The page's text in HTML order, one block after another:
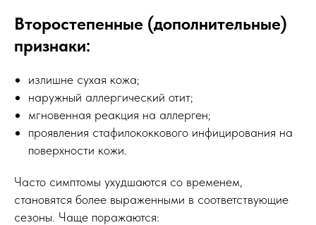
Второстепенные (дополнительные)
признаки:
излишне сухая кожа;
наружный аллергический отит;
мгновенная реакция на аллерген;
проявления стафилококкового инфицирования на
поверхности кожи.
Часто симптомы ухудшаются со временем,
становятся более выраженными в соответствующие
сезоны. Чаще поражаются: